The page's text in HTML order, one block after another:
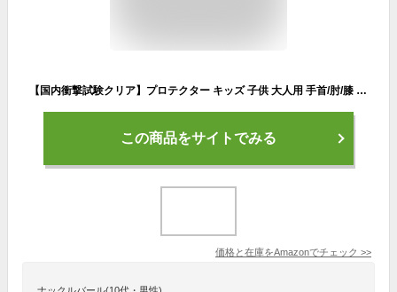
【国内衝撃試験クリア】プロテクター キッズ 子供 大人用 手首/肘/膝 6点セット 自転車 スケボー バイク MoonWalk (S, 子供用)
この商品をサイトでみる
価格と在庫をAmazonでチェック >>